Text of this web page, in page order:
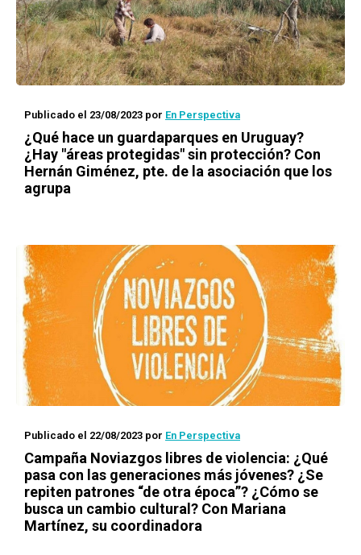
Publicado el 23/08/2023 por En Perspectiva
¿Qué hace un guardaparques en Uruguay?
¿Hay "áreas protegidas" sin protección? Con
Hernán Giménez, pte. de la asociación que los
agrupa
Publicado el 22/08/2023 por En Perspectiva
Campaña Noviazgos libres de violencia: ¿Qué
pasa con las generaciones más jóvenes? ¿Se
repiten patrones “de otra época”? ¿Cómo se
busca un cambio cultural? Con Mariana
Martínez, su coordinadora